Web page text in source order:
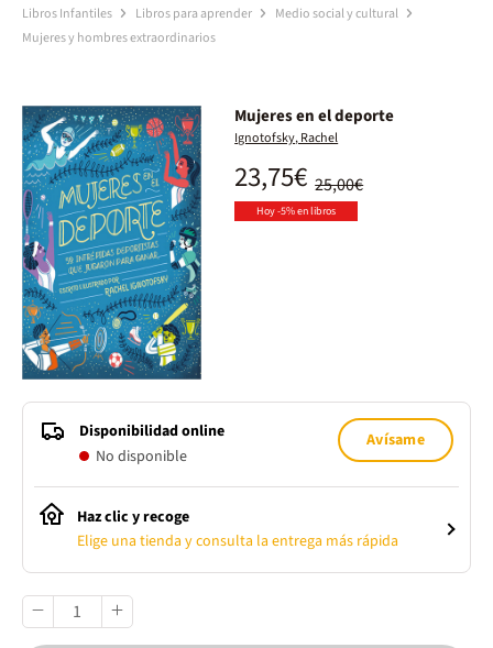
Libros Infantiles Libros para aprender
Medio social y cultural
Mujeres y hombres extraordinarios
Mujeres en el deporte
Ignotofsky, Rachel
25,00€
23,75€
Hoy -5% en libros
Disponibilidad online
No disponible
Avísame
Haz clic y recoge
Elige una tienda y consulta la entrega más rápida